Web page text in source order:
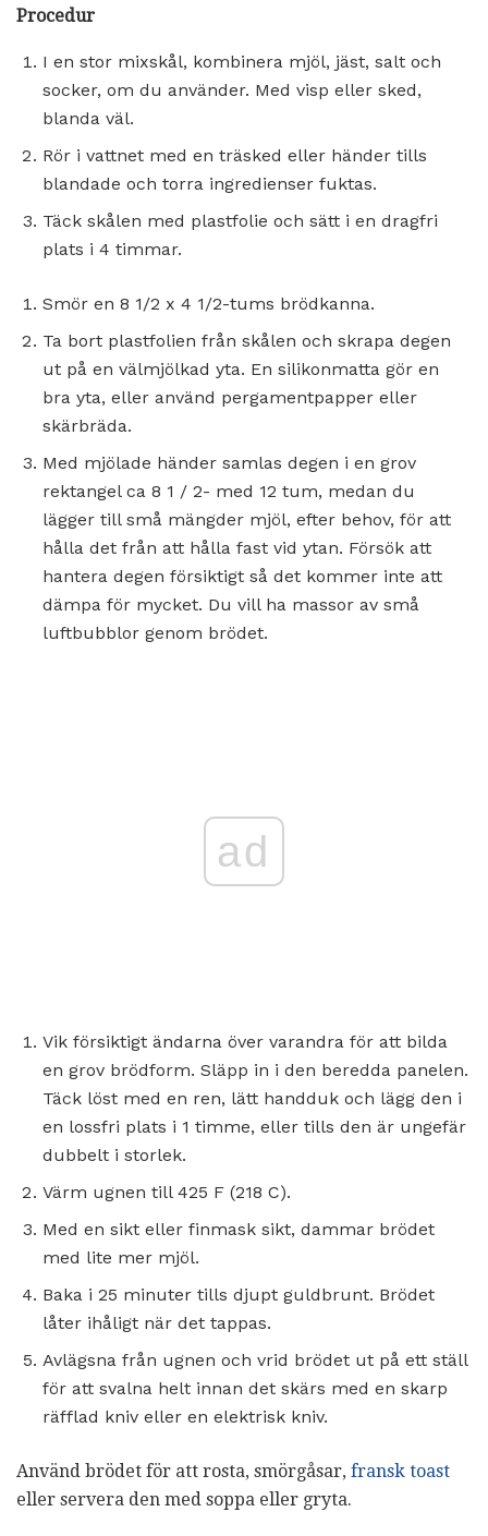
Procedur
I en stor mixskål, kombinera mjöl, jäst, salt och
socker, om du använder. Med visp eller sked,
blanda väl.
Rör i vattnet med en träsked eller händer tills
blandade och torra ingredienser fuktas.
Täck skålen med plastfolie och sätt i en dragfri
plats i 4 timmar.
Smör en 8 1/2 x 4 1/2-tums brödkanna.
Ta bort plastfolien från skålen och skrapa degen
ut på en välmjölkad yta. En silikonmatta gör en
bra yta, eller använd pergamentpapper eller
skärbräda.
Med mjölade händer samlas degen i en grov
rektangel ca 8 1 / 2- med 12 tum, medan du
lägger till små mängder mjöl, efter behov, för att
hålla det från att hålla fast vid ytan. Försök att
hantera degen försiktigt så det kommer inte att
dämpa för mycket. Du vill ha massor av små
luftbubblor genom brödet.
ad
Vik försiktigt ändarna över varandra för att bilda
en grov brödform. Släpp in i den beredda panelen.
Täck löst med en ren, lätt handduk och lägg den i
en lossfri plats i 1 timme, eller tills den är ungefär
dubbelt i storlek.
Värm ugnen till 425 F (218 C).
Med en sikt eller finmask sikt, dammar brödet
med lite mer mjöl.
Baka i 25 minuter tills djupt guldbrunt. Brödet
låter ihåligt när det tappas.
Avlägsna från ugnen och vrid brödet ut på ett ställ
för att svalna helt innan det skärs med en skarp
räfflad kniv eller en elektrisk kniv.
Använd brödet för att rosta, smörgåsar, fransk toast
eller servera den med soppa eller gryta.